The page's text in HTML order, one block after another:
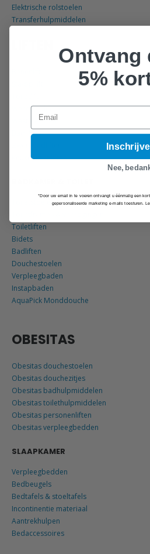
Elektrische rolstoelen
Transferhulpmiddelen
Werkbladliften
Wastafelliften
Badliften
Keukenkast liften
Toiletstoelen
Toiletliften
Bidets
Badliften
Douchestoelen
Verpleegbaden
Instapbaden
AquaPick Monddouche
OBESITAS
Obesitas douchestoelen
Obesitas douchezitjes
Obesitas badhulpmiddelen
Obesitas toilethulpmiddelen
Obesitas personenliften
Obesitas verpleegbedden
SLAAPKAMER
Verpleegbedden
Bedbeugels
Bedtafels & stoeltafels
Incontinentie materiaal
Aantrekhulpen
Bedaccessoires
Ontvang
5%
Email
Nee,
*Door uw email in te voeren ontvangt u éénmalig een
gepersonaliseerde marketing e-mails toesturen.